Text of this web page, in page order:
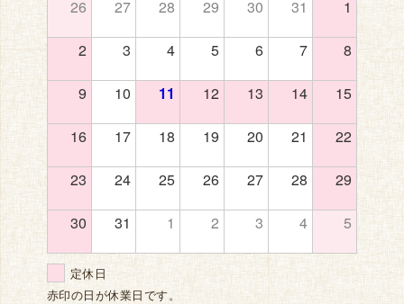
26 27 28 29 30 31 1
2 3 4 5 6 7 8
9 10 11 12 13 14 15
16 17 18 19 20 21 22
23 24 25 26 27 28 29
30 31 1 2 3 4 5
定休日
赤印の日が休業日です。